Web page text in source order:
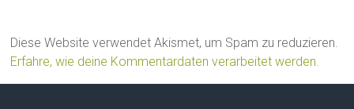
Diese Website verwendet Akismet, um Spam zu reduzieren.
Erfahre, wie deine Kommentardaten verarbeitet werden.